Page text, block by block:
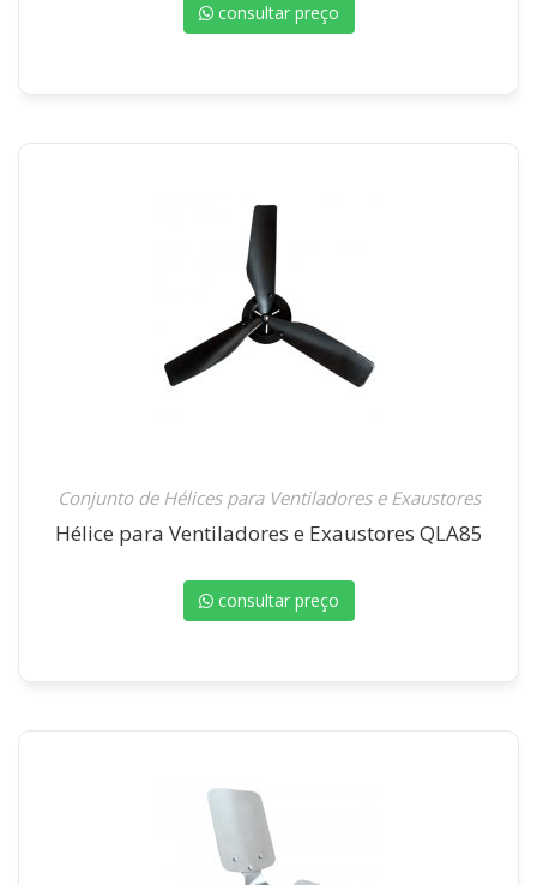
consultar preço
Conjunto de Hélices para Ventiladores e Exaustores
Hélice para Ventiladores e Exaustores QLA85
consultar preço